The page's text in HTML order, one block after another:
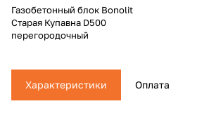
Газобетонный блок Bonolit
Старая Купавна D500
перегородочный
Характеристики Оплата